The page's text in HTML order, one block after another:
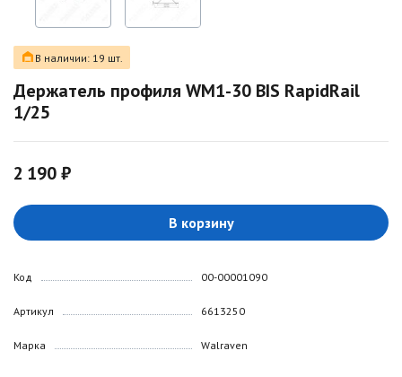
В наличии: 19 шт.
Держатель профиля WM1-30 BIS RapidRail
1/25
2 190 ₽
В корзину
Код
Артикул
Марка
00-00001090
6613250
Walraven